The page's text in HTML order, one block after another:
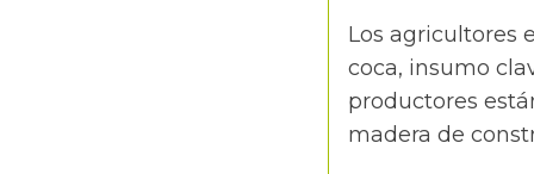
Los agricultores
coca, insumo
productores
madera de